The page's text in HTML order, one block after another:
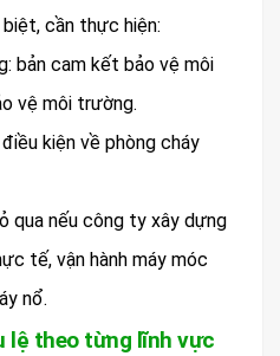
cần thực hiện:
bản cam kết bảo vệ môi
vệ môi trường.
kiện về phòng cháy
qua nếu công ty xây dựng
tế, vận hành máy móc
nổ.
lệ theo từng lĩnh vực